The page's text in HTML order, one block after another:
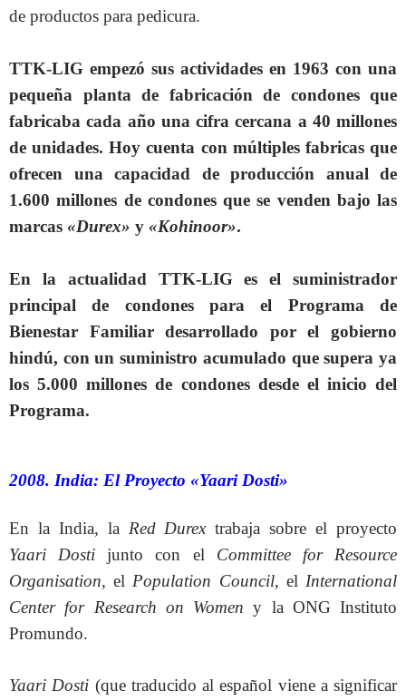
de productos para pedicura.
TTK-LIG empezó sus actividades en 1963 con una
pequeña planta de fabricación de condones que
fabricaba cada año una cifra cercana a 40 millones
de unidades. Hoy cuenta con múltiples fabricas que
ofrecen una capacidad de producción anual de
1.600 millones de condones que se venden bajo las
marcas «Durex» y «Kohinoor».
En la actualidad TTK-LIG es el suministrador
principal de condones para el Programa de
Bienestar Familiar desarrollado por el gobierno
hindú, con un suministro acumulado que supera ya
los 5.000 millones de condones desde el inicio del
Programa.
2008. India: El Proyecto «Yaari Dosti»
En la India, la Red Durextrabaja sobre el proyecto
Yaari Dosti junto con el Committee for Resource
Organisation, el Population Council, el International
Center for Research on Women y la ONG Instituto
Promundo.
Yaari Dosti (que traducido al español viene a significar